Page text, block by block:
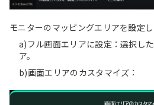
モニターのマッピングエリアを設定し
a)フル画面エリアに設定：選択し
ア。
b)画面エリアのカスタマイズ：